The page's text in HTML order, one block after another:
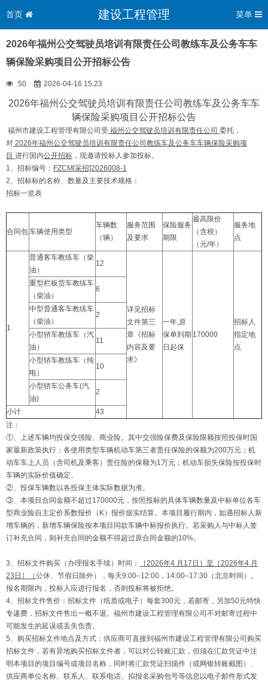
首页 建设工程管理 菜单
2026年福州公交驾驶员培训有限责任公司教练车及公务车车
辆保险采购项目公开招标公告
50 2026-04-16 15:23
2026年福州公交驾驶员培训有限责任公司教练车及公务车车
辆保险采购项目公开招标公告
福州市建设工程管理有限公司受 福州公交驾驶员培训有限责任公司 委托，
对 2026年福州公交驾驶员培训有限责任公司教练车及公务车车辆保险采购项
目 进行国内公开招标 ，现邀请投标人参加投标。
1、招标编号： FZCM[采招]2026008-1
2、招标标的名称、数量及主要技术规格：
招标一览表
合同包车辆使用类型
车辆数
（辆）
服务范围
及要求
保险服务
期限
最高限价
（含税）
（元/年）
服务地
点
1
普通客车教练车（柴
油）
12
详见招标
文件第三
章《招标
内容及要
求》
一年,原
保单到期
日起保
170000
招标人
指定地
点
重型栏板货车教练车
（柴油）
6
中型普通客车教练车
（柴油）
2
小型轿车教练车（汽
油）
11
小型轿车教练车（纯
电）
10
小型轿车公务车(汽
油)
2
小计
43
注：
①、上述车辆均投保交强险、商业险。其中交强险保费及保险限额按照投保时国
家最新政策执行；各使用类型车辆机动车第三者责任保险的保额为200万元；机
动车车上人员（含司机及乘客）责任险的保额为1万元；机动车损失保险按投保时
车辆的实际价值确定。
②、投保车辆数以各投保主体实际数据为准。
③、本项目合同金额不超过170000元，按照投标的具体车辆数量及中标单位各车
型商业险自主定价系数报价（K）报价据实结算。本项目履行期内，如遇招标人新
增车辆的，新增车辆保险按本项目同款车辆中标报价执行。若采购人与中标人签
订补充合同，则补充合同的金额不得超过原合同金额的10%。
3、招标文件购买（办理报名手续）时间： ［2026年4 月 17 日］至［2026年4 月
23 日］（公休、节假日除外），每天9:00–12:00，14:00–17:30（北京时间）。
报名期限内，投标人应进行报名，否则投标将被拒绝。
4、招标文件售价：招标文件（纸质或电子）每套300元，若邮寄，另加50元特快
专递费，招标文件售出一概不退。福州市建设工程管理有限公司不对邮寄过程中
可能发生的延误或丢失负责。
5、购买招标文件地点及方式：供应商可直接到福州市建设工程管理有限公司购买
招标文件，若有异地购买招标文件者，可以对公转账汇款，但须在汇款凭证中注
明本项目的项目编号或项目名称，同时将汇款凭证扫描件（或网银转账截图）、
供应商单位名称、联系人、联系电话、拟报名采购包号等信息以电子邮件形式发